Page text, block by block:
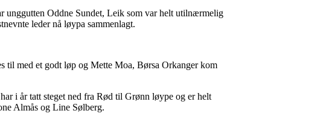
unggutten Oddne Sundet, Leik som var helt utilnærmelig
leder nå løypa sammenlagt.
til med et godt løp og Mette Moa, Børsa Orkanger kom
i år tatt steget ned fra Rød til Grønn løype og er helt
Almås og Line Sølberg.